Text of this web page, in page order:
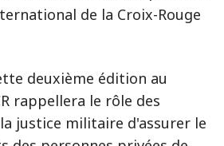
de la Croix-Rouge
deuxième édition au
rappellera le rôle des
justice militaire d'assurer le